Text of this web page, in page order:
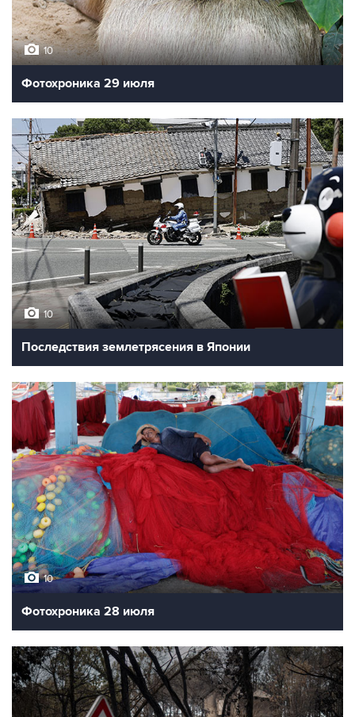
10
Фотохроника 29 июля
10
Последствия землетрясения в Японии
10
Фотохроника 28 июля